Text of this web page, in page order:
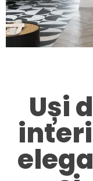
Uși